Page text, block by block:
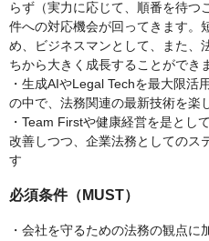
らず（実力に応じて、順番を待つ
件への対応機会が回ってきます。
め、ビジネスマンとして、また、
ちから大きく成長することができ
・生成AIやLegal Techを最大限活
の中で、法務関連の最新技術を楽
・Team Firstや健康経営を是とし
改善しつつ、企業法務としてのス
す
必須条件（MUST）
・会社を守るための法務の観点